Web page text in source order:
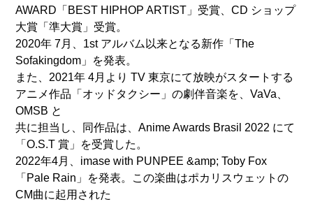
AWARD「BEST HIPHOP ARTIST」受賞、CD ショップ
大賞「準大賞」受賞。
2020年 7月、1st アルバム以来となる新作「The
Sofakingdom」を発表。
また、2021年 4月より TV 東京にて放映がスタートする
アニメ作品「オッドタクシー」の劇伴音楽を、VaVa、
OMSB と
共に担当し、同作品は、Anime Awards Brasil 2022 にて
「O.S.T 賞」を受賞した。
2022年4月、imase with PUNPEE &amp; Toby Fox
「Pale Rain」を発表。この楽曲はポカリスウェットの
CM曲に起用された